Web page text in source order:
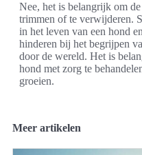
Nee, het is belangrijk om
trimmen of te verwijderen.
in het leven van een hond
hinderen bij het begrijpen
door de wereld. Het is
hond met zorg te
groeien.
Meer artikelen